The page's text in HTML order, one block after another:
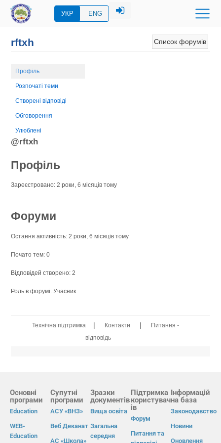
УКР ENG
Список форумів
rftxh
Профіль
Розпочаті теми
Створені відповіді
Обговорення
Улюблені
@rftxh
Профіль
Зареєстровано: 2 роки, 6 місяців тому
Форуми
Остання активність: 2 роки, 6 місяців тому
Почато тем: 0
Відповідей створено: 2
Роль в форумі: Учасник
Технічна підтримка | Контакти |
Питання -
відповідь
Основні
програми
Education
WEB-
Education
Супутні
програми
АСУ «ВНЗ»
Веб Деканат
АС «Школа»
Зразки
документів
Вища освіта
Загальна
середня
Підтримка
користувач
ів
Форум
Питання та
Інформацій
на база
Законодавство
Новини
Оновлення